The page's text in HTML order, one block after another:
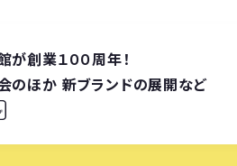
創業１００周年！
のほか 新ブランドの展開など